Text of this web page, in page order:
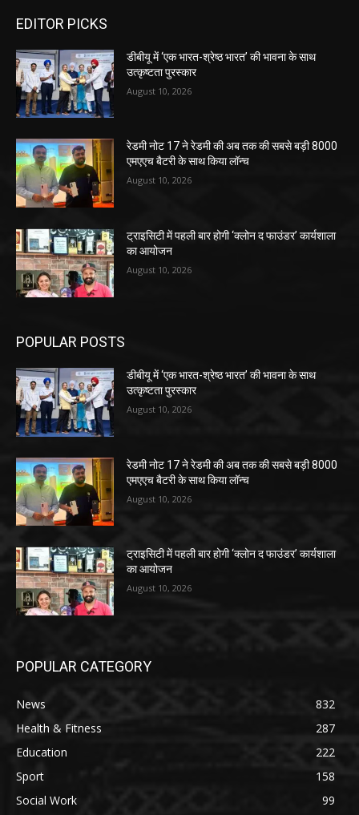
EDITOR PICKS
डीबीयू में ‘एक भारत-श्रेष्ठ भारत’ की भावना के साथ
उत्कृष्टता पुरस्कार
August 10, 2026
रेडमी नोट 17 ने रेडमी की अब तक की सबसे बड़ी 8000
एमएएच बैटरी के साथ किया लॉन्च
August 10, 2026
ट्राइसिटी में पहली बार होगी ‘क्लोन द फाउंडर’ कार्यशाला
का आयोजन
August 10, 2026
POPULAR POSTS
डीबीयू में ‘एक भारत-श्रेष्ठ भारत’ की भावना के साथ
उत्कृष्टता पुरस्कार
August 10, 2026
रेडमी नोट 17 ने रेडमी की अब तक की सबसे बड़ी 8000
एमएएच बैटरी के साथ किया लॉन्च
August 10, 2026
ट्राइसिटी में पहली बार होगी ‘क्लोन द फाउंडर’ कार्यशाला
का आयोजन
August 10, 2026
POPULAR CATEGORY
News
832
Health & Fitness
287
Education
222
Sport
158
Social Work
99